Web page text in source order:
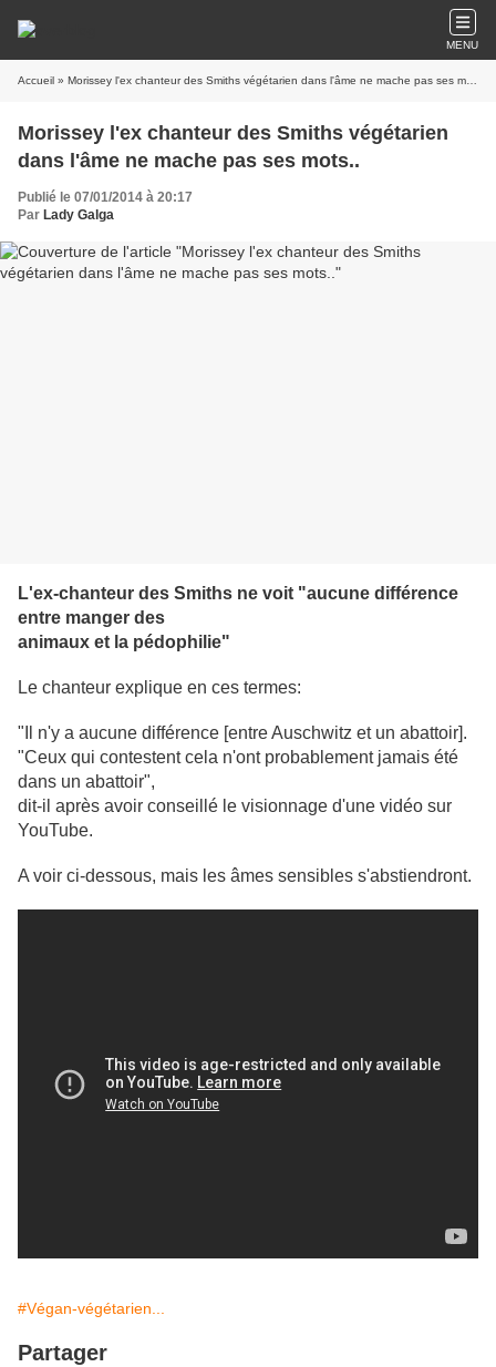
MENU
Accueil » Morissey l'ex chanteur des Smiths végétarien dans l'âme ne mache pas ses mots..
Morissey l'ex chanteur des Smiths végétarien
dans l'âme ne mache pas ses mots..
Publié le 07/01/2014 à 20:17
Par Lady Galga
L'ex-chanteur des Smiths ne voit "aucune différence
entre manger des
animaux et la pédophilie"
Le chanteur explique en ces termes:
"Il n'y a aucune différence [entre Auschwitz et un abattoir].
"Ceux qui contestent cela n'ont probablement jamais été
dans un abattoir",
dit-il après avoir conseillé le visionnage d'une vidéo sur
YouTube.
A voir ci-dessous, mais les âmes sensibles s'abstiendront.
#Végan-végétarien...
Partager